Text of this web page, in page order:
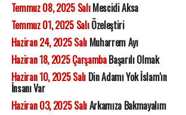
Temmuz 08, 2025 SalıMescidi Aksa
Temmuz 01, 2025 SalıÖzeleştiri
Haziran 24, 2025 SalıMuharrem Ayı
Haziran 18, 2025 ÇarşambaBaşarılı Olmak
Haziran 10, 2025 SalıDin Adamı Yok İslam'ın
İnsanı Var
Haziran 03, 2025 SalıArkamıza Bakmayalım